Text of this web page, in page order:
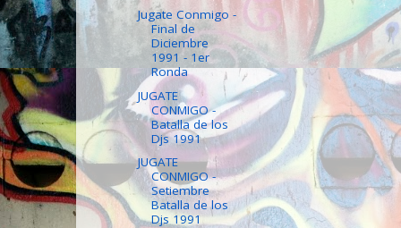
Jugate Conmigo -
Final de
Diciembre
1991 - 1er
Ronda
JUGATE
CONMIGO -
Batalla de los
Djs 1991
JUGATE
CONMIGO -
Setiembre
Batalla de los
Djs 1991